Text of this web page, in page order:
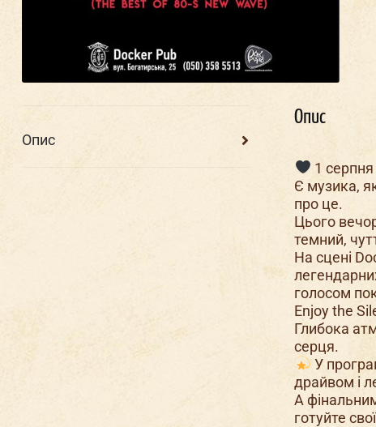
Опис
Опис
1
Є музика,
про це.
Цього
темний,
На сцені
голосом
Enjoy the
Глибока
серця.
У
драйвом і
А
готуйте